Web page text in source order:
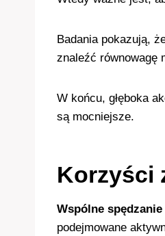
Badania pokazują,
znaleźć równowagę
W końcu, głęboka
są mocniejsze.
Korzyści
Wspólne
podejmowane